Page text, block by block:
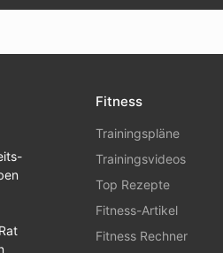
Fitness
Trainingspläne
Trainingsvideos
Top Rezepte
Fitness-Artikel
Fitness Rechner